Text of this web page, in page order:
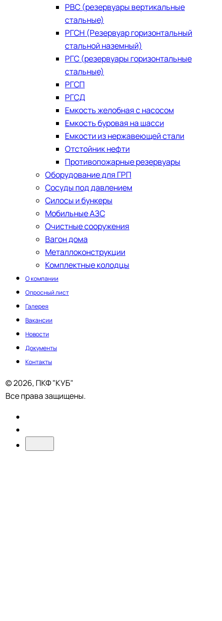
РВС (резервуары вертикальные
стальные)
РГСН (Резервуар горизонтальный
стальной наземный)
РГС (резервуары горизонтальные
стальные)
РГСП
РГСД
Емкость желобная с насосом
Емкость буровая на шасси
Емкости из нержавеющей стали
​Отстойник нефти
Противопожарные резервуары
Оборудование для ГРП
Сосуды под давлением
Силосы и бункеры
Мобильные АЗС
Очистные сооружения
Вагон дома
Металлоконструкции
Комплектные колодцы
О компании
Опросный лист
Галерея
Вакансии
Новости
Документы
Контакты
© 2026, ПКФ "КУБ"
Все права защищены.